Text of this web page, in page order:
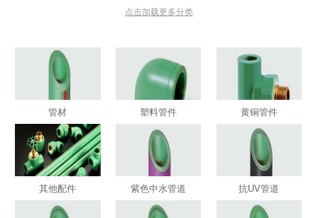
PE-XA系列
点击加载更多分类
管材 塑料管件 黄铜管件
其他配件 紫色中水管道 抗UV管道